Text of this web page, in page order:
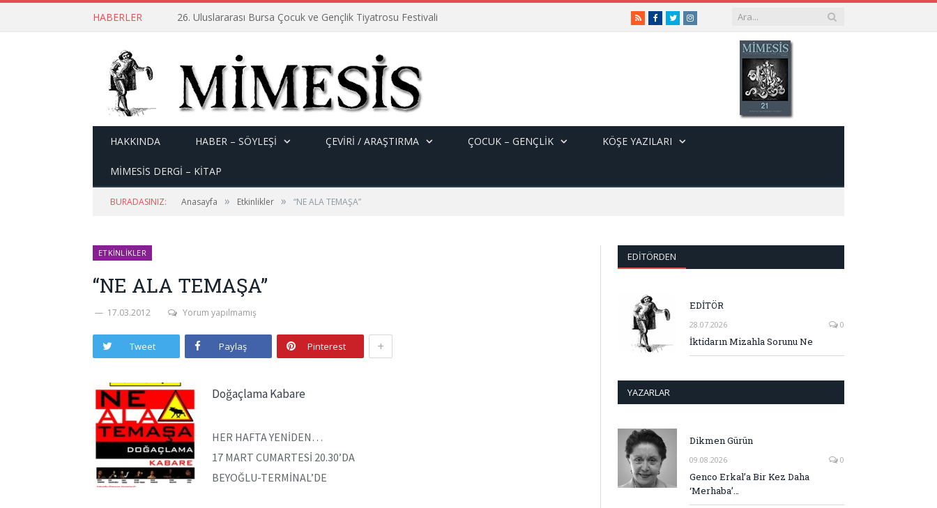
HABERLER 26. Uluslararası Bursa Çocuk ve Gençlik Tiyatrosu Festivali RSSFacebook
TwitterInstagram
HAKKINDA HABER – SÖYLEŞI ÇEVİRİ / ARAŞTIRMA ÇOCUK – GENÇLIK KÖŞE YAZILARI
MİMESİS DERGİ – KİTAP
BURADASINIZ: Anasayfa » Etkinlikler » “NE ALA TEMAŞA”
ETKINLIKLER
“NE ALA TEMAŞA”
17.03.2012 Yorum yapılmamış
Tweet Paylaş Pinterest +
Doğaçlama Kabare
HER HAFTA YENİDEN…
17 MART CUMARTESİ 20.30’DA
BEYOĞLU-TERMİNAL’DE
EDITÖRDEN
EDİTÖR
28.07.2026 0
İktidarın Mizahla Sorunu Ne
YAZARLAR
Dikmen Gürün
09.08.2026 0
Genco Erkal’a Bir Kez Daha
‘Merhaba’…